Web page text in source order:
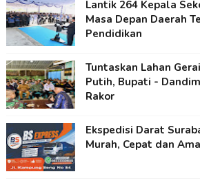
Lantik 264 Kepala
Masa Depan Daerah
Pendidikan
Tuntaskan Lahan
Putih, Bupati -
Rakor
Ekspedisi Darat
Murah, Cepat dan